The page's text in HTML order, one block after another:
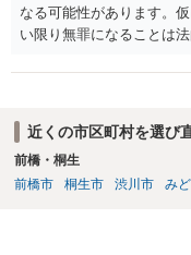
なる可能性があります。
い限り無罪になることは
近くの市区町村を選び
前橋・桐生
前橋市
桐生市 渋川市 み